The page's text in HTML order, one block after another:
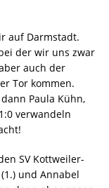
auf Darmstadt.
der wir uns zwar
auch der
Tor kommen.
Paula Kühn,
verwandeln
SV Kottweiler-
und Annabel